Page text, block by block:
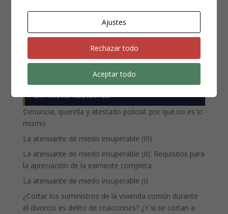
Penal
Uncategorized
ENTRADAS RECIENTES
Denuncia, querella y atestado policial: por qué no es lo
mismo
La atenuante de miedo insuperable (III)
La atenuante de miedo insuperable (II): Requisitos para
la apreciación de la eximente completa
La atenuante de miedo insuperable (I)
¿Cortar los suministros de la vivienda común durante
el divorcio es delito de coacciones? ¿Y si se cortan a
Ajustes
Rechazar todo
Aceptar todo